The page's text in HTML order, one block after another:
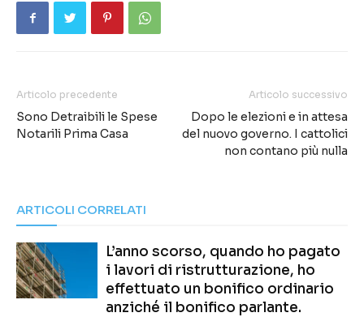
Articolo precedente
Sono Detraibili le Spese
Notarili Prima Casa
Articolo successivo
Dopo le elezioni e in attesa
del nuovo governo. I cattolici
non contano più nulla
ARTICOLI CORRELATI
L’anno scorso, quando ho pagato
i lavori di ristrutturazione, ho
effettuato un bonifico ordinario
anziché il bonifico parlante.